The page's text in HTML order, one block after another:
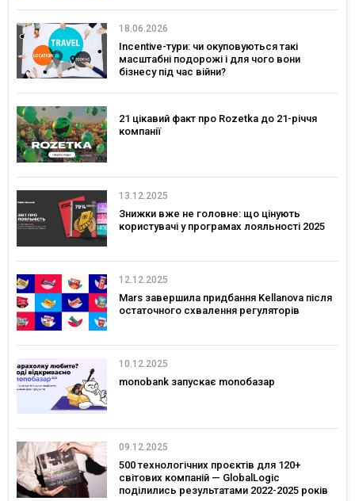
18.06.2026
Incentive-тури: чи окуповуються такі
масштабні подорожі і для чого вони
бізнесу під час війни?
21 цікавий факт про Rozetka до 21-річчя
компанії
13.12.2025
Знижки вже не головне: що цінують
користувачі у програмах лояльності 2025
12.12.2025
Mars завершила придбання Kellanova після
остаточного схвалення регуляторів
10.12.2025
monobank запускає monoбазар
09.12.2025
500 технологічних проєктів для 120+
світових компаній — GlobalLogic
поділились результатами 2022-2025 років